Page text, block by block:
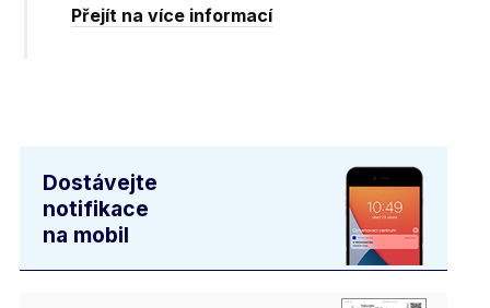
Přejít na více informací
Dostávejte
notifikace
na mobil